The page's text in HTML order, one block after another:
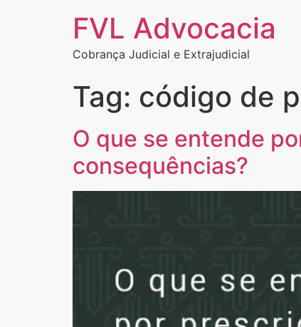
FVL Advocacia
Cobrança Judicial e Extrajudicial
Tag: código de
O que se entende
consequências?